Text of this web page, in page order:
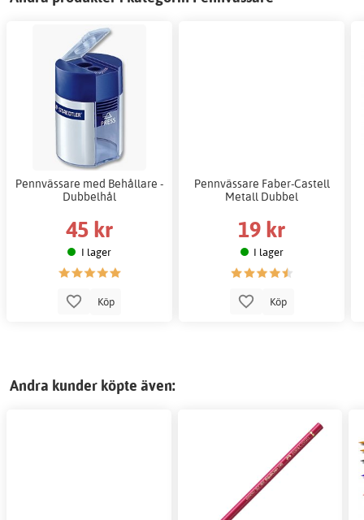
Pennvässare med Behållare -
Dubbelhål
45 kr
I lager
Köp
Pennvässare Faber-Castell
Metall Dubbel
19 kr
I lager
Köp
Andra kunder köpte även: